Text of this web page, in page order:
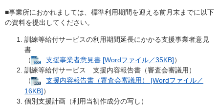
■事業所におかれましては、標準利用期間を迎える前月末までに以下
の資料を提出してください。
訓練等給付サービスの利用期間延長にかかる支援事業者意見
書
（
支援事業者意見書 [Wordファイル／35KB]）
訓練等給付サービス 支援内容報告書（審査会審議用）
（
支援内容報告書（審査会審議用） [Wordファイル／
16KB]）
個別支援計画（利用当初作成分の写し）